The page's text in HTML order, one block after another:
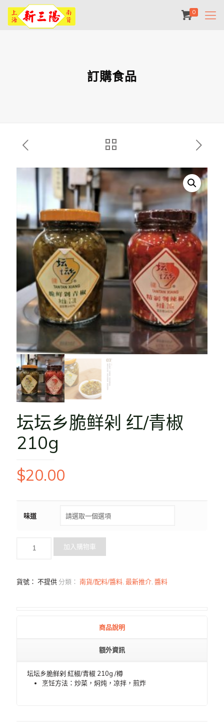
0
訂購食品
坛坛乡脆鲜剁 红/青椒
210g
$20.00
味道
加入購物車
貨號： 不提供 分類： 南貨/配料/醬料 最新推介 醬料
商品說明
額外資訊
坛坛乡脆鲜剁 紅椒/青椒 210g /樽
烹饪方法：炒菜，焖炖，凉拌，煎炸